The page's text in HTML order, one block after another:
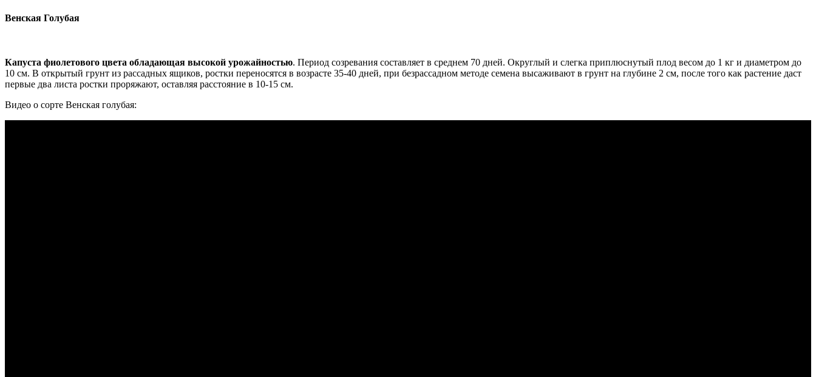
Венская Голубая
Капуста фиолетового цвета обладающая высокой урожайностью. Период созревания составляет в среднем 70 дней. Округлый и слегка приплюснутый плод весом до 1 кг и диаметром до
10 см. В открытый грунт из рассадных ящиков, ростки переносятся в возрасте 35-40 дней, при безрассадном методе семена высаживают в грунт на глубине 2 см, после того как растение даст
первые два листа ростки проряжают, оставляя расстояние в 10-15 см.
Видео о сорте Венская голубая: